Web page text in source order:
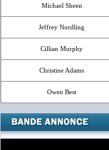
Michael Sheen
Jeffrey Nordling
Cillian Murphy
Christine Adams
Owen Best